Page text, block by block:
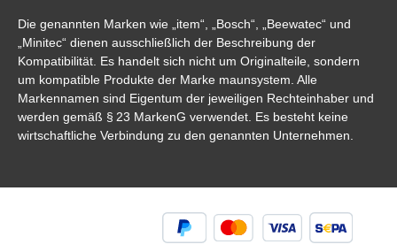
Die genannten Marken wie „item“, „Bosch“, „Beewatec“ und
„Minitec“ dienen ausschließlich der Beschreibung der
Kompatibilität. Es handelt sich nicht um Originalteile, sondern
um kompatible Produkte der Marke maunsystem. Alle
Markennamen sind Eigentum der jeweiligen Rechteinhaber und
werden gemäß § 23 MarkenG verwendet. Es besteht keine
wirtschaftliche Verbindung zu den genannten Unternehmen.